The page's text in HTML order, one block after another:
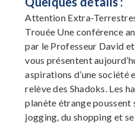
Attention Extra-
Trouée Une conférence
par le Professeur David
vous présentent
aspirations d’une
relève des Shadoks. Les
planète étrange poussent
jogging, du shopping et